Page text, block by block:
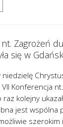
Zagrożeń
się w
Konferencja
kolejny
jest wspólna